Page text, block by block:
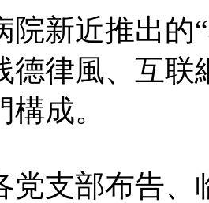
院新近推出的
德律風、互联
構成。
党支部布告、